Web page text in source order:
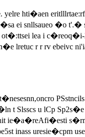
hti�aen
ei snllsaueo �o
lea i c�reoq�i-
lretuc r r rv ebeivc
Slsscs u lCp
inass uresie�cpm